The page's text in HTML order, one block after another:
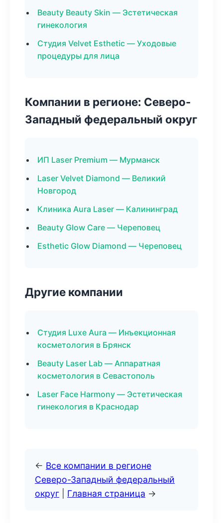
Beauty Beauty Skin — Эстетическая
гинекология
Студия Velvet Esthetic — Уходовые
процедуры для лица
Компании в регионе: Северо-
Западный федеральный округ
ИП Laser Premium — Мурманск
Laser Velvet Diamond — Великий
Новгород
Клиника Aura Laser — Калининград
Beauty Glow Care — Череповец
Esthetic Glow Diamond — Череповец
Другие компании
Студия Luxe Aura — Инъекционная
косметология в Брянск
Beauty Laser Lab — Аппаратная
косметология в Севастополь
Laser Face Harmony — Эстетическая
гинекология в Краснодар
← Все компании в регионе
Северо-Западный федеральный
округ
Главная страница →